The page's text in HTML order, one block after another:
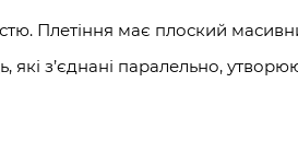
Плетіння має плоский
які з’єднані паралельно,